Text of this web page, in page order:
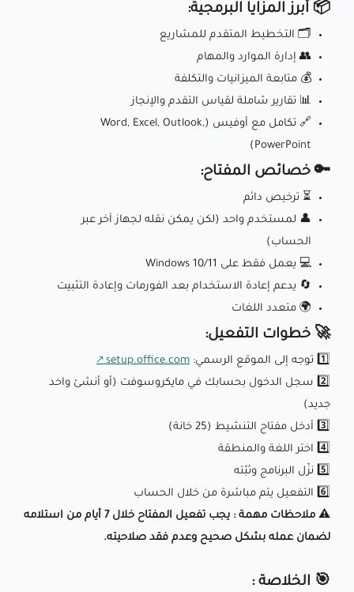
📦 أبرز المزايا البرمجية:
🗂️ التخطيط المتقدم للمشاريع
👥 إدارة الموارد والمهام
💰 متابعة الميزانيات والتكلفة
📊 تقارير شاملة لقياس التقدم والإنجاز
🔗 تكامل مع أوفيس (Word, Excel, Outlook,
PowerPoint)
🔑 خصائص المفتاح:
⏳ ترخيص دائم
👤 لمستخدم واحد (لكن يمكن نقله لجهاز آخر عبر
الحساب)
💻 يعمل فقط على Windows 10/11
🔄 يدعم إعادة الاستخدام بعد الفورمات وإعادة التثبيت
🌍 متعدد اللغات
🚀 خطوات التفعيل:
1️⃣ توجه إلى الموقع الرسمي:
setup.office.com
2️⃣ سجل الدخول بحسابك في مايكروسوفت (أو أنشئ واحد
جديد)
3️⃣ أدخل مفتاح التنشيط (25 خانة)
4️⃣ اختر اللغة والمنطقة
5️⃣ نزّل البرنامج وثبّته
6️⃣ التفعيل يتم مباشرة من خلال الحساب
⚠️ ملاحظات مهمة : يجب تفعيل المفتاح خلال 7 أيام من استلامه
لضمان عمله بشكل صحيح وعدم فقد صلاحيته.
🎯 الخلاصة :